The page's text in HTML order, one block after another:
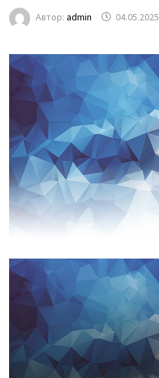
Автор: admin 04.05.2025